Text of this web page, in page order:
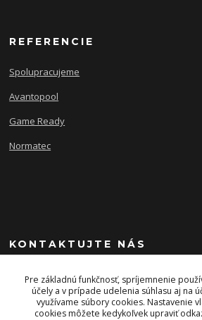
REFERENCIE
Spolupracujeme
Avantopool
Game Ready
Normatec
KONTAKTUJTE NÁS
+421 903 243 393
info@energysport.sk
Pre základnú funkčnosť, spríjemnenie
účely a v prípade udelenia súhlasu aj na
využívame súbory cookies. Nastavenie
cookies môžete kedykoľvek upraviť